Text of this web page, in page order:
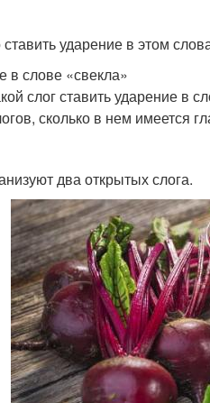
уда­ре­ние в этом
в слове «свекла»
слог ста­вить уда­ре­ние в
сколь­ко в нем име­ет­ся
два откры­тых сло­га.